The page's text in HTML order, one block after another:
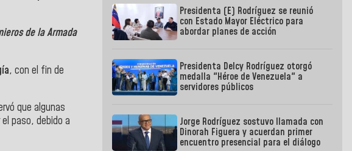
de la Armada
, con el fin de
que algunas
paso, debido a
Presidenta (E) Rodríguez se reunió
con Estado Mayor Eléctrico para
abordar planes de acción
Presidenta Delcy Rodríguez otorgó
medalla "Héroe de Venezuela" a
servidores públicos
Jorge Rodríguez sostuvo llamada con
Dinorah Figuera y acuerdan primer
encuentro presencial para el diálogo